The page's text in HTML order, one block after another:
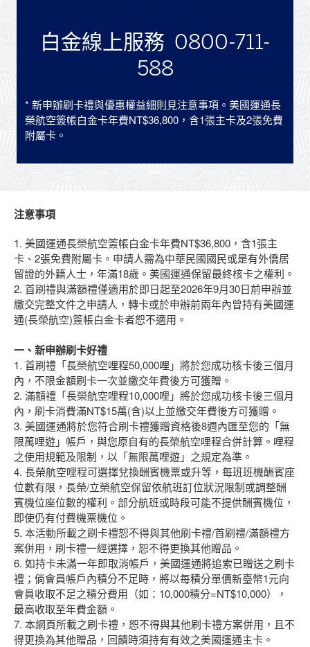
白金線上服務 0800-711-
588
* 新申辦刷卡禮與優惠權益細則見注意事項。美國運通長
榮航空簽帳白金卡年費NT$36,800，含1張主卡及2張免費
附屬卡。
注意事項
1. 美國運通長榮航空簽帳白金卡年費NT$36,800，含1張主
卡、2張免費附屬卡。申請人需為中華民國國民或是有外僑居
留證的外籍人士，年滿18歲。美國運通保留最終核卡之權利。
2. 首刷禮與滿額禮僅適用於即日起至2026年9月30日前申辦並
繳交完整文件之申請人，轉卡或於申辦前兩年內曾持有美國運
通(長榮航空)簽帳白金卡者恕不適用。
一、新申辦刷卡好禮
1. 首刷禮「長榮航空哩程50,000哩」將於您成功核卡後三個月
內，不限金額刷卡一次並繳交年費後方可獲贈。
2. 滿額禮「長榮航空哩程10,000哩」將於您成功核卡後三個月
內，刷卡消費滿NT$15萬(含)以上並繳交年費後方可獲贈。
3. 美國運通將於您符合刷卡禮獲贈資格後8週內匯至您的「無
限萬哩遊」帳戶，與您原自有的長榮航空哩程合併計算。哩程
之使用規範及限制，以「無限萬哩遊」之規定為準。
4. 長榮航空哩程可選擇兌換酬賓機票或升等，每班班機酬賓座
位數有限，長榮/立榮航空保留依航班訂位狀況限制或調整酬
賓機位座位數的權利。部分航班或時段可能不提供酬賓機位，
即使仍有付費機票機位。
5. 本活動所載之刷卡禮恕不得與其他刷卡禮/首刷禮/滿額禮方
案併用，刷卡禮一經選擇，恕不得更換其他贈品。
6. 如持卡未滿一年即取消帳戶，美國運通將追索已贈送之刷卡
禮；倘會員帳戶內積分不足時，將以每積分單價新臺幣1元向
會員收取不足之積分費用（如：10,000積分=NT$10,000），
最高收取至年費金額。
7. 本網頁所載之刷卡禮，恕不得與其他刷卡禮方案併用，且不
得更換為其他贈品，回饋時須持有有效之美國運通主卡。